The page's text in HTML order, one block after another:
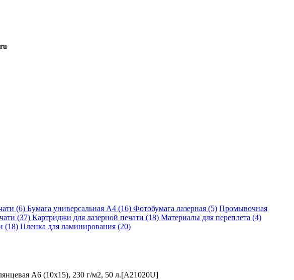
(6) Бумага универсальная A4 (16) Фотобумага лазерная (5) Промывочная
(37) Картриджи для лазерной печати (18) Материалы для переплета (4)
(18) Пленка для ламинирования (20)
A6 (10х15), 230 г/м2, 50 л.[A21020U]